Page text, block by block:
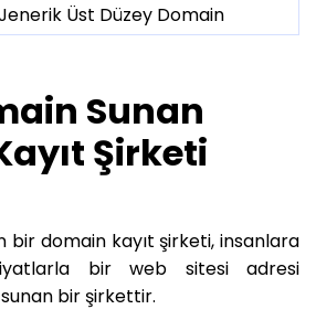
Üst Düzey Domain
Sunan
Şirketi
bir domain kayıt şirketi, insanlara
bir web sitesi adresi
bir şirkettir.